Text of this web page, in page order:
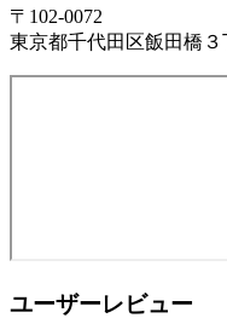
〒102-0072
東京都千代田区飯田橋３
ユーザーレビュー